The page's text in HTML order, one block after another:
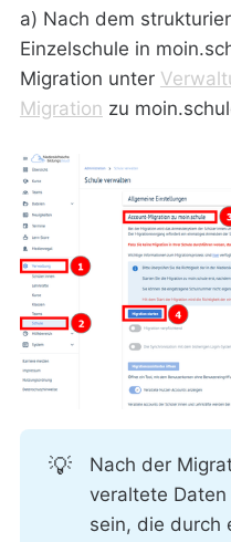
a) Nach dem
Einzelschule in
Migration unter
Migration zu
💡
Nach der
veraltete
sein, die durch